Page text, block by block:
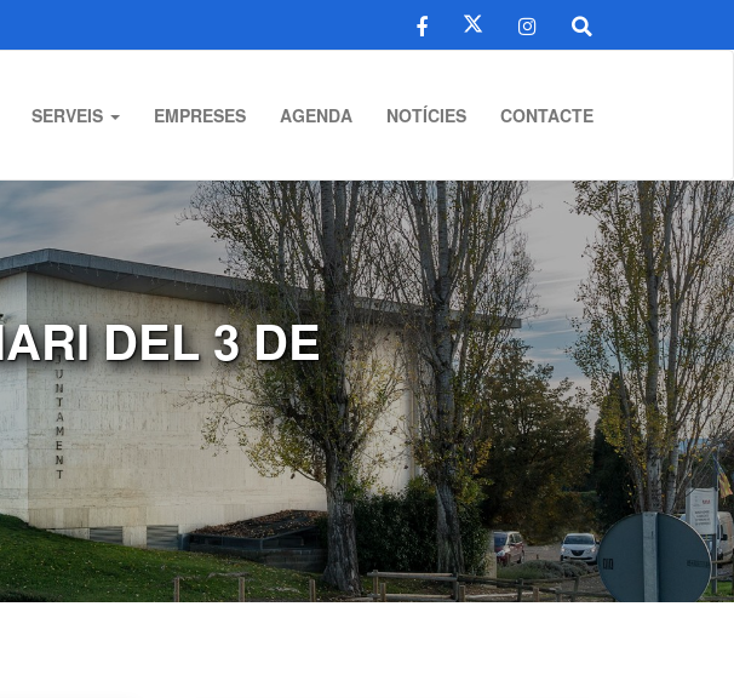
SERVEIS EMPRESES AGENDA NOTÍCIES CONTACTE
DEL 3 DE